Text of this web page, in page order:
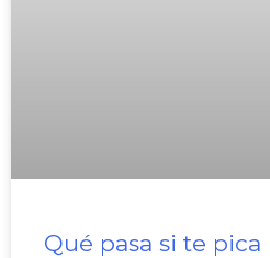
Qué pasa si te pica